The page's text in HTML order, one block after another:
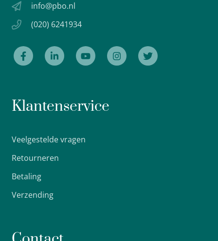
info@pbo.nl
(020) 6241934
Klantenservice
Veelgestelde vragen
Retourneren
Betaling
Verzending